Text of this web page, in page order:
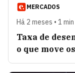
MERCADOS
Há 2 meses • 1
Taxa de
o que move